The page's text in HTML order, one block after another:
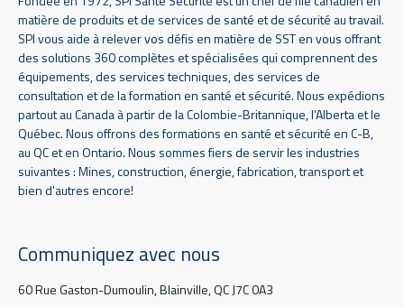
matière de produits et de services de santé et de sécurité au travail.
SPI vous aide à relever vos défis en matière de SST en vous offrant
des solutions 360 complètes et spécialisées qui comprennent des
équipements, des services techniques, des services de
consultation et de la formation en santé et sécurité. Nous expédions
partout au Canada à partir de la Colombie-Britannique, l’Alberta et le
Québec. Nous offrons des formations en santé et sécurité en C-B,
au QC et en Ontario. Nous sommes fiers de servir les industries
suivantes : Mines, construction, énergie, fabrication, transport et
bien d'autres encore!
Communiquez avec nous
60 Rue Gaston-Dumoulin, Blainville, QC J7C 0A3